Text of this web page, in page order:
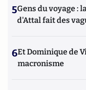
5Gens du voyage :
d'Attal fait des
6Et Dominique de
macronisme